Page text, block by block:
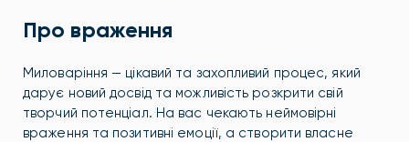
Про враження
Миловаріння — цікавий та захопливий процес, який
дарує новий досвід та можливість розкрити свій
творчий потенціал. На вас чекають неймовірні
враження та позитивні емоції, а створити власне